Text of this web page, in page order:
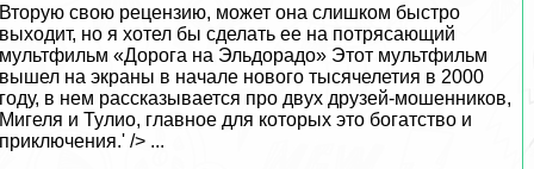
Вторую свою рецензию, может она слишком быстро
выходит, но я хотел бы сделать ее на потрясающий
мультфильм «Дорога на Эльдорадо» Этот мультфильм
вышел на экраны в начале нового тысячелетия в 2000
году, в нем рассказывается про двух друзей-мошенников,
Мигеля и Тулио, главное для которых это богатство и
приключения.' /> ...